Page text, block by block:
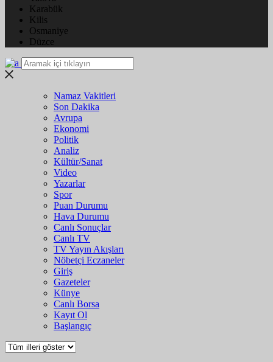
Karabük
Kilis
Osmaniye
Düzce
Namaz Vakitleri
Son Dakika
Avrupa
Ekonomi
Politik
Analiz
Kültür/Sanat
Video
Yazarlar
Spor
Puan Durumu
Hava Durumu
Canlı Sonuçlar
Canlı TV
TV Yayın Akışları
Nöbetçi Eczaneler
Giriş
Gazeteler
Künye
Canlı Borsa
Kayıt Ol
Başlangıç